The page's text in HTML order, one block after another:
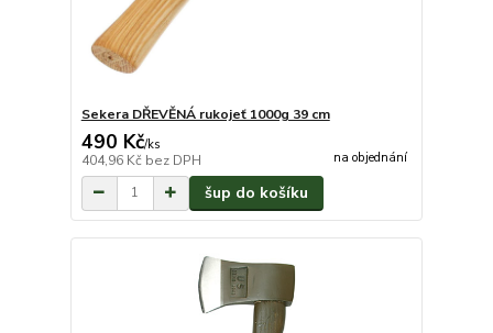
Sekera DŘEVĚNÁ rukojeť 1000g 39 cm
490 Kč/ks
404,96 Kč bez DPH na objednání
šup do košíku